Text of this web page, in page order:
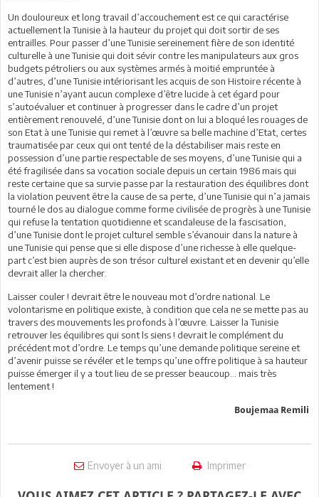
Un douloureux et long travail d’accouchement est ce qui caractérise
actuellement la Tunisie à la hauteur du projet qui doit sortir de ses
entrailles. Pour passer d’une Tunisie sereinement fière de son identité
culturelle à une Tunisie qui doit sévir contre les manipulateurs aux gros
budgets pétroliers ou aux systèmes armés à moitié empruntée à
d’autres, d’une Tunisie intériorisant les acquis de son Histoire récente à
une Tunisie n’ayant aucun complexe d’être lucide à cet égard pour
s’autoévaluer et continuer à progresser dans le cadre d’un projet
entièrement renouvelé, d’une Tunisie dont on lui a bloqué les rouages de
son Etat à une Tunisie qui remet à l’œuvre sa belle machine d’Etat, certes
traumatisée par ceux qui ont tenté de la déstabiliser mais reste en
possession d’une partie respectable de ses moyens, d’une Tunisie qui a
été fragilisée dans sa vocation sociale depuis un certain 1986 mais qui
reste certaine que sa survie passe par la restauration des équilibres dont
la violation peuvent être la cause de sa perte, d’une Tunisie qui n’a jamais
tourné le dos au dialogue comme forme civilisée de progrès à une Tunisie
qui refuse la tentation quotidienne et scandaleuse de la fascisation,
d’une Tunisie dont le projet culturel semble s’évanouir dans la nature à
une Tunisie qui pense que si elle dispose d’une richesse à elle quelque-
part c’est bien auprès de son trésor culturel existant et en devenir qu’elle
devrait aller la chercher.
Laisser couler ! devrait être le nouveau mot d’ordre national. Le
volontarisme en politique existe, à condition que cela ne se mette pas au
travers des mouvements les profonds à l’œuvre. Laisser la Tunisie
retrouver les équilibres qui sont ls siens ! devrait le complément du
précédent mot d’ordre. Le temps qu’une demande politique sereine et
d’avenir puisse se révéler et le temps qu’une offre politique à sa hauteur
puisse émerger il y a tout lieu de se presser beaucoup… mais très
lentement !
Boujemaa Remili
Envoyer à un ami Imprimer